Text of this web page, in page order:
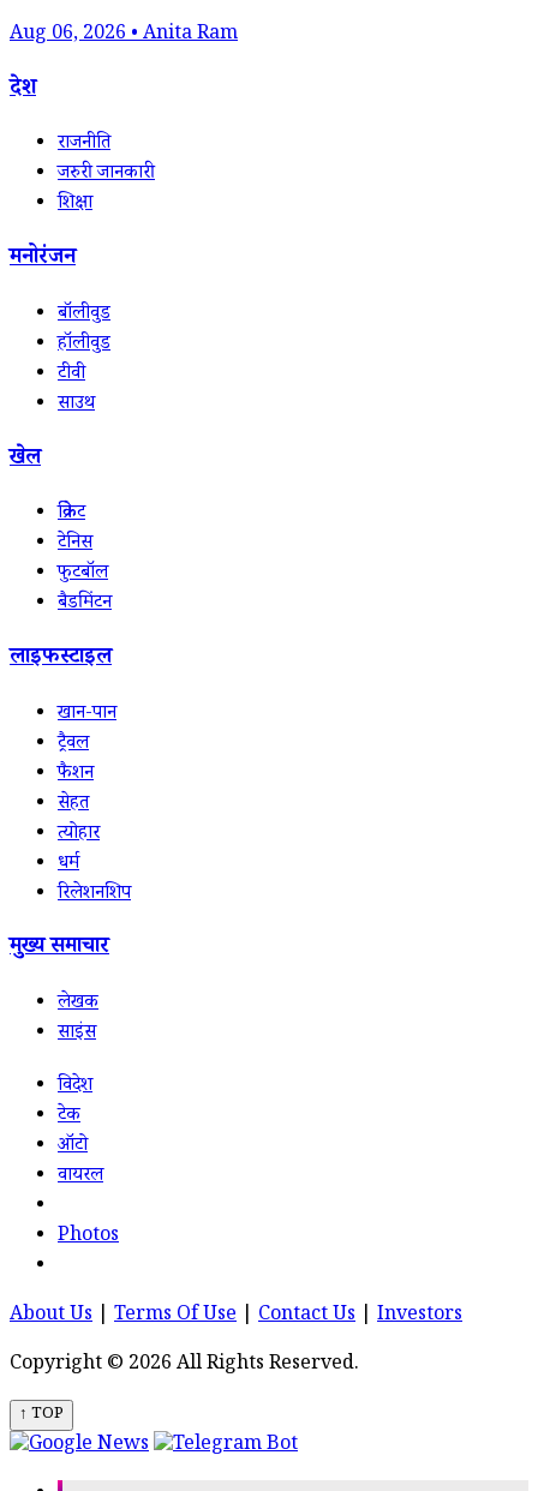
Aug 06, 2026 • Anita Ram
देश
राजनीति
जरुरी जानकारी
शिक्षा
मनोरंजन
बॉलीवुड
हॉलीवुड
टीवी
साउथ
खेल
क्रिकेट
टेनिस
फुटबॉल
बैडमिंटन
लाइफस्टाइल
खान-पान
ट्रैवल
फैशन
सेहत
त्योहार
धर्म
रिलेशनशिप
मुख्य समाचार
लेखक
साइंस
विदेश
टेक
ऑटो
वायरल
Photos
About Us Terms Of Use Contact Us
Investors
Copyright © 2026 All Rights Reserved.
↑ TOP